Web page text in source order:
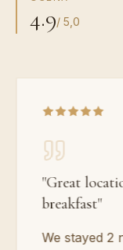
4.9/ 5,0
"Great
breakfast"
We stayed 2